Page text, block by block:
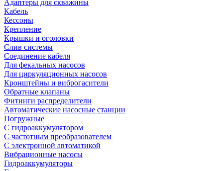
Адаптеры для скважины
Кабель
Кессоны
Крепление
Крышки и оголовки
Слив системы
Соединение кабеля
Для фекальных насосов
Для циркуляционных насосов
Кронштейны и виброгасители
Обратные клапаны
Фитинги распределители
Автоматические насосные станции
Погружные
С гидроаккумулятором
С частотным преобразователем
С электронной автоматикой
Вибрационные насосы
Гидроаккумуляторы